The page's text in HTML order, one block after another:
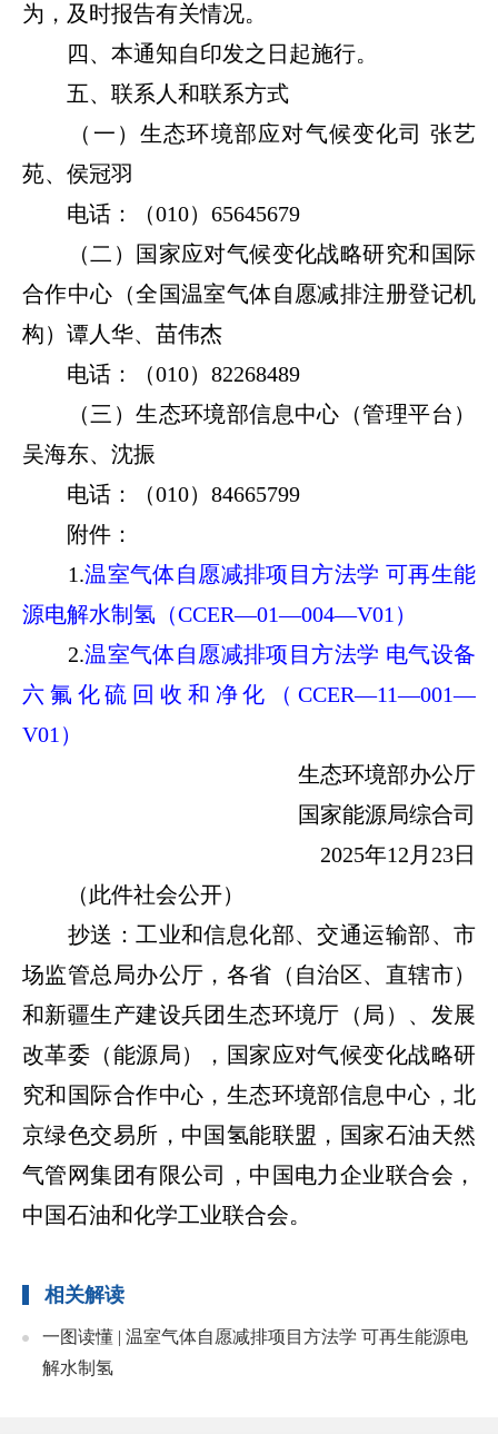
为，及时报告有关情况。
四、本通知自印发之日起施行。
五、联系人和联系方式
（一）生态环境部应对气候变化司 张艺
苑、侯冠羽
电话：（010）65645679
（二）国家应对气候变化战略研究和国际
合作中心（全国温室气体自愿减排注册登记机
构）谭人华、苗伟杰
电话：（010）82268489
（三）生态环境部信息中心（管理平台）
吴海东、沈振
电话：（010）84665799
附件：
1.温室气体自愿减排项目方法学 可再生能
源电解水制氢（CCER—01—004—V01）
2.温室气体自愿减排项目方法学 电气设备
六氟化硫回收和净化（CCER—11—001—
V01）
生态环境部办公厅
国家能源局综合司
2025年12月23日
（此件社会公开）
抄送：工业和信息化部、交通运输部、市
场监管总局办公厅，各省（自治区、直辖市）
和新疆生产建设兵团生态环境厅（局）、发展
改革委（能源局），国家应对气候变化战略研
究和国际合作中心，生态环境部信息中心，北
京绿色交易所，中国氢能联盟，国家石油天然
气管网集团有限公司，中国电力企业联合会，
中国石油和化学工业联合会。
相关解读
一图读懂 | 温室气体自愿减排项目方法学 可再生能源电
解水制氢